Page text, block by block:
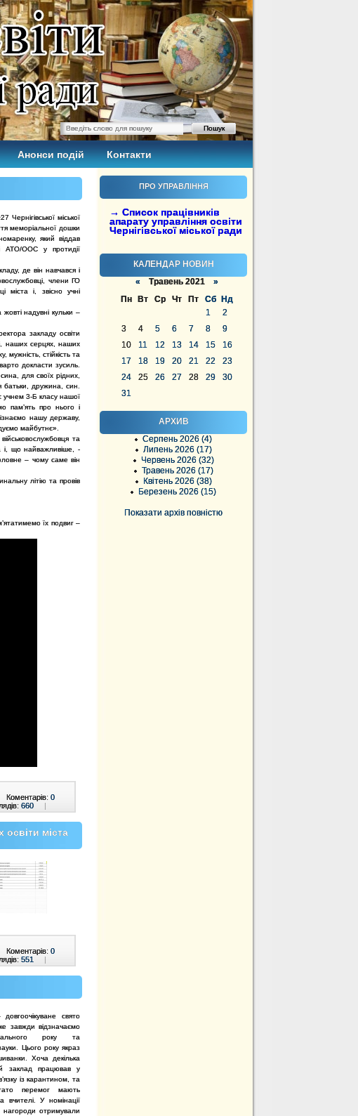
Анонси подій Контакти
ПРО УПРАВЛІННЯ
→ Список працівників
апарату управління освіти
Чернігівської міської ради
КАЛЕНДАР НОВИН
« Травень 2021 »
Пн
Вт Ср Чт Пт Сб
Нд
1
2
3
4 5 6 7 8
9
10
11 12 13 14 15
16
17
18 19 20 21 22
23
24
25 26 27 28 29
30
31
АРХИВ
Серпень 2026 (4)
Липень 2026 (17)
Червень 2026 (32)
Травень 2026 (17)
Квітень 2026 (38)
Березень 2026 (15)
Показати архів повністю
Чернігівської міської
меморіальної дошки
який віддав
АТО/ООС у протидії
де він навчався і
члени ГО
міста і, звісно учні
надувні кульки –
закладу освіти
наших серцях, наших
стійкість та
докласти зусиль.
для своїх рідних,
батьки, дружина, син.
учнем 3-Б класу нашої
памʼять про нього і
нашу державу,
майбутнє».
та
і, що найважливіше, -
– чому саме він
літію та провів
їх подвиг –
Коментарів: 0
660 |
освіти міста
Коментарів: 0
551
свято
завжди відзначаємо
року та
Цього року якраз
Хоча декілька
заклад працював у
із карантином, та
перемог мають
вчителі. У номінації
отримували